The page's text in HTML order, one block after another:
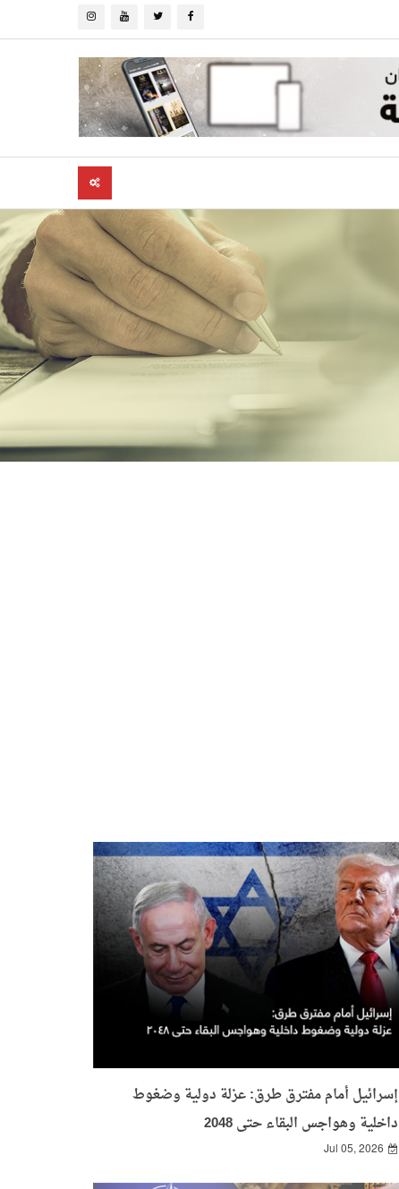
إسرائيل أمام مفترق طرق: عزلة دولية وضغوط
داخلية وهواجس البقاء حتى 2048
Jul 05, 2026